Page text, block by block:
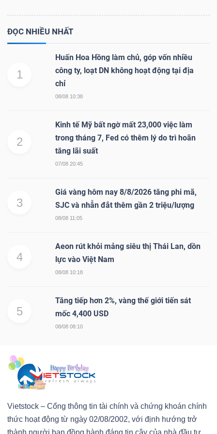
ĐỌC NHIỀU NHẤT
1
Huấn Hoa Hồng làm chủ, góp vốn nhiều
công ty, loạt DN không hoạt động tại địa
chỉ
08/08 10:38
2
Kinh tế Mỹ bất ngờ mất 23,000 việc làm
trong tháng 7, Fed có thêm lý do trì hoãn
tăng lãi suất
07/08 20:45
3
Giá vàng hôm nay 8/8/2026 tăng phi mã,
SJC và nhẫn đắt thêm gần 2 triệu/lượng
08/08 11:05
4
Aeon rút khỏi mảng siêu thị Thái Lan, dồn
lực vào Việt Nam
08/08 10:18
5
Tăng tiếp hơn 2%, vàng thế giới tiến sát
mốc 4,400 USD
08/08 08:10
Vietstock – Cổng thông tin tài chính và chứng khoán chính
thức hoạt động từ ngày 02/08/2002, với định hướng trở
thành người bạn đồng hành đáng tin cậy của nhà đầu tư.